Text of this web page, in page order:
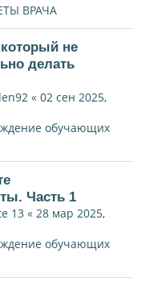
ВРАЧА
не
делать
« 02 сен 2025,
обучающих
Часть 1
13 « 28 мар 2025,
обучающих